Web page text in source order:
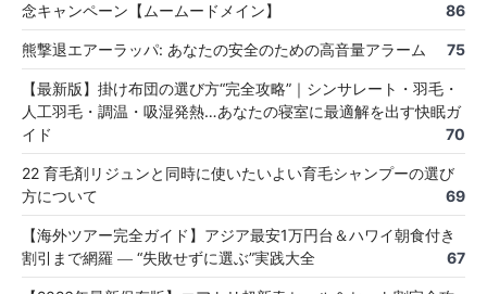
念キャンペーン【ムームードメイン】
86
熊撃退エアーラッパ: あなたの安全のための高音量アラーム 75
【最新版】掛け布団の選び方“完全攻略”｜シンサレート・羽毛・
人工羽毛・調温・吸湿発熱…あなたの寝室に最適解を出す快眠ガ
イド
70
22 育毛剤リジュンと同時に使いたいよい育毛シャンプーの選び
方について
69
【海外ツアー完全ガイド】アジア最安1万円台＆ハワイ朝食付き
割引まで網羅 ― “失敗せずに選ぶ”実践大全
67